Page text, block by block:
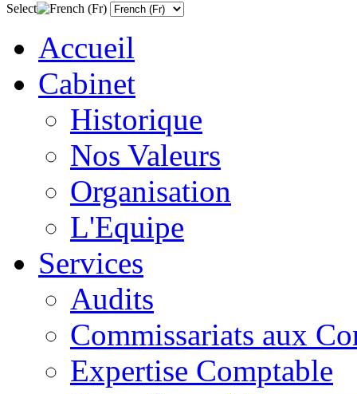
Select
Accueil
Cabinet
Historique
Nos Valeurs
Organisation
L'Equipe
Services
Audits
Commissariats aux
Expertise Comptable